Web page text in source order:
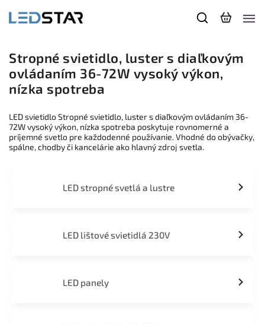
Stropné svietidlo, luster s diaľkovým
ovládaním 36-72W vysoký výkon,
nízka spotreba
LED svietidlo Stropné svietidlo, luster s diaľkovým ovládaním 36-
72W vysoký výkon, nízka spotreba poskytuje rovnomerné a
príjemné svetlo pre každodenné používanie. Vhodné do obývačky,
spálne, chodby či kancelárie ako hlavný zdroj svetla.
LED stropné svetlá a lustre
LED lištové svietidlá 230V
LED panely